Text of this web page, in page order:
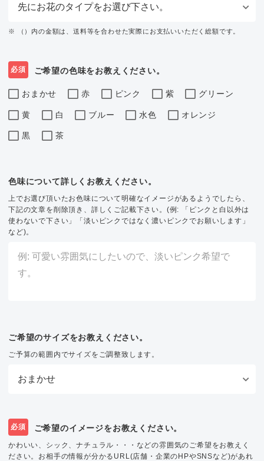
※ （）内の金額は、送料等を合わせた実際にお支払いいただく総額です。
必須 ご希望の色味をお教えください。
おまかせ 赤 ピンク 紫 グリーン
黄 白 ブルー 水色 オレンジ
黒 茶
色味について詳しくお教えください。
上でお選び頂いたお色味について明確なイメージがあるようでしたら、
下記の文章を削除頂き、詳しくご記載下さい。(例: 「ピンクと白以外は
使わないで下さい」「淡いピンクではなく濃いピンクでお願いします」
など)。
ご希望のサイズをお教えください。
ご予算の範囲内でサイズをご調整致します。
必須 ご希望のイメージをお教えください。
かわいい、シック、ナチュラル・・・などの雰囲気のご希望をお教えく
ださい。お相手の情報が分かるURL(店舗・企業のHPやSNSなど)があれ